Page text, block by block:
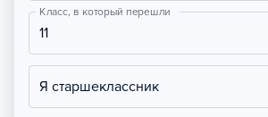
Класс, в который перешли
11
Я старшеклассник